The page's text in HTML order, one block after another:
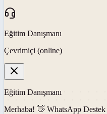
Eğitim Danışmanı
Çevrimiçi (online)
Eğitim Danışmanı
Merhaba! 👋 WhatsApp Destek